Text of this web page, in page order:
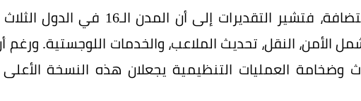
أما على مستوى الاستضافة، فتشير التقديرات
دولار تشمل الأمن، النقل، تحديث الملاعب، والخدمات اللوجستية.
وضخامة العمليات التنظيمية يجعلان هذه النسخة